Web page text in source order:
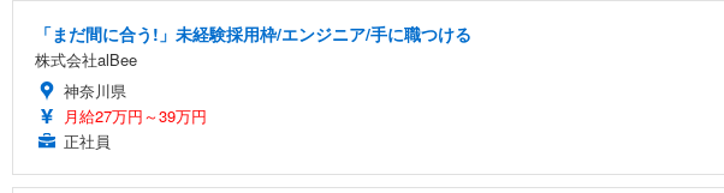
「まだ間に合う!」未経験採用枠/エンジニア/手に職つける
株式会社alBee
神奈川県
月給27万円～39万円
正社員